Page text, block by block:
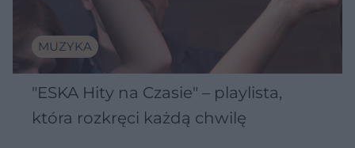
MUZYKA
"ESKA Hity na Czasie" – playlista,
która rozkręci każdą chwilę